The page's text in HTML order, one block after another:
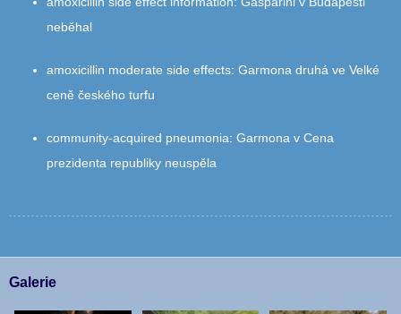
neběhal
amoxicillin moderate side effects: Garmona druhá ve Velké
ceně českého turfu
community‑acquired pneumonia: Garmona v Cena
prezidenta republiky neuspěla
Galerie